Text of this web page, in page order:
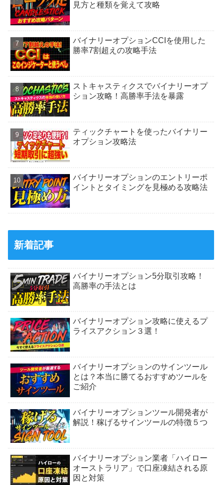
見方と種類を覚えて攻略
バイナリーオプションCCIを使用した
勝率7割超えの攻略手法
ストキャスティクスでバイナリーオプ
ション攻略！高勝率手法を暴露
ティックチャートを使ったバイナリー
オプション攻略法
バイナリーオプションのエントリーポ
イントとタイミングを見極める攻略法
新着記事
バイナリーオプション5分取引攻略！
高勝率の手法とは
バイナリーオプション攻略に使えるプ
ライスアクション３選！
バイナリーオプションのサインツール
とは？本当に勝てるおすすめツールを
ご紹介
バイナリーオプションツール開発者が
解説！稼げるサインツールの特徴５つ
バイナリーオプション業者「ハイロー
オーストラリア」で口座凍結される原
因と対策